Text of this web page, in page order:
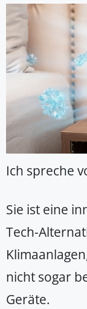
Ich spreche
Sie ist eine
Tech-
nicht sogar
Geräte.